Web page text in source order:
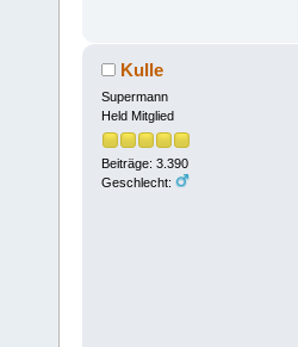
Kulle
Supermann
Held Mitglied
Beiträge: 3.390
Geschlecht: